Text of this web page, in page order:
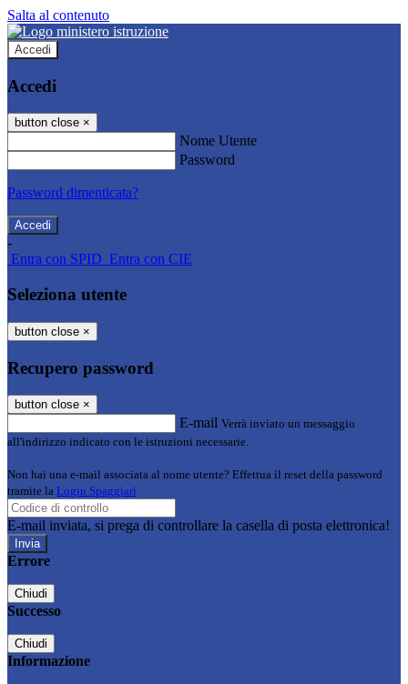
Salta al contenuto
Accedi
Accedi
button close ×
Nome Utente
Password
Password dimenticata?
-
Entra con SPID Entra con CIE
Seleziona utente
button close ×
Recupero password
button close ×
E-mail Verrà inviato un messaggio
all'indirizzo indicato con le istruzioni necessarie.
Non hai una e-mail associata al nome utente? Effettua il reset della password
tramite la Login Spaggiari
E-mail inviata, si prega di controllare la casella di posta elettronica!
Errore
Chiudi
Successo
Chiudi
Informazione